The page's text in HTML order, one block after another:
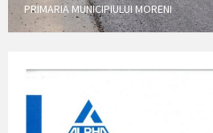
PRIMARIA MUNICIPIULUI MORENI